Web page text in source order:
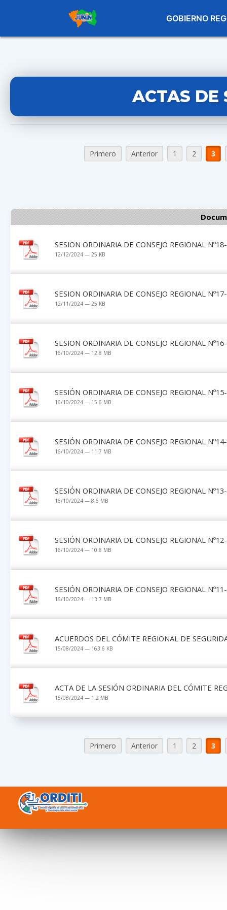
GOBIERNO
ACTAS DE
Primero Anterior 1 2 3
SESION ORDINARIA DE CONSEJO REGIONAL
12/12/2024 — 25 KB
SESION ORDINARIA DE CONSEJO REGIONAL
12/11/2024 — 25 KB
SESION ORDINARIA DE CONSEJO REGIONAL
16/10/2024 — 12.8 MB
SESIÓN ORDINARIA DE CONSEJO REGIONAL
16/10/2024 — 15.6 MB
SESIÓN ORDINARIA DE CONSEJO REGIONAL
16/10/2024 — 11.7 MB
SESIÓN ORDINARIA DE CONSEJO REGIONAL
16/10/2024 — 8.6 MB
SESIÓN ORDINARIA DE CONSEJO REGIONAL
16/10/2024 — 10.8 MB
SESIÓN ORDINARIA DE CONSEJO REGIONAL
16/10/2024 — 13.7 MB
ACUERDOS DEL CÓMITE REGIONAL DE
15/08/2024 — 163.6 KB
ACTA DE LA SESIÓN ORDINARIA DEL CÓMITE
15/08/2024 — 1.2 MB
Primero Anterior 1 2 3